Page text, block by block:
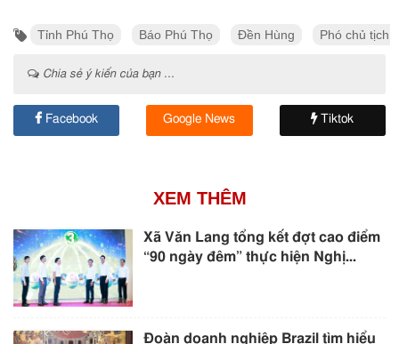
Tỉnh Phú Thọ Báo Phú Thọ Đền Hùng Phó chủ tịch
Chia sẻ ý kiến của bạn ...
Facebook Google News Tiktok
XEM THÊM
Xã Văn Lang tổng kết đợt cao điểm
“90 ngày đêm” thực hiện Nghị...
Đoàn doanh nghiệp Brazil tìm hiểu